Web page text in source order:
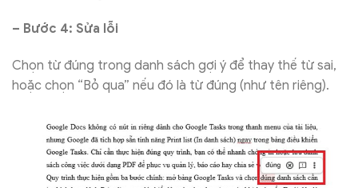
– Bước 4: Sửa lỗi
Chọn từ đúng trong danh sách gợi ý để thay thế từ sai,
hoặc chọn “Bỏ qua” nếu đó là từ đúng (như tên riêng).